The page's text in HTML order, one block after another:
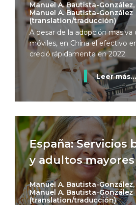
Manuel A. Bautista-González,
Manuel A. Bautista-González
(translation/traducción)
A pesar de la adopción masiva
móviles, en China el efectivo
creció rápidamente en 2022.
Leer más...
España: Servicios
y adultos mayores
Manuel A. Bautista-González,
Manuel A. Bautista-González
(translation/traducción)